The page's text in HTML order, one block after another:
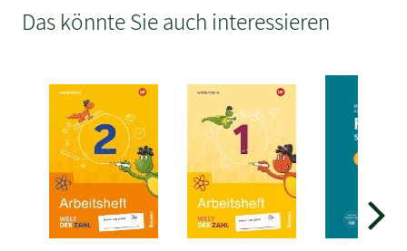
Das könnte Sie auch interessieren